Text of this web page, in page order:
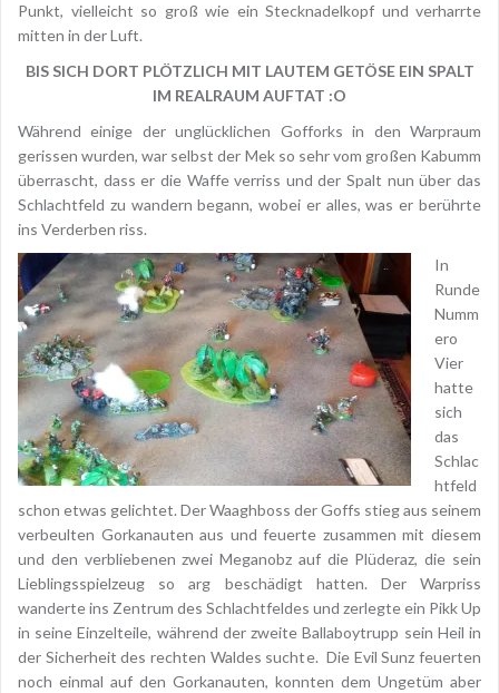
Punkt, vielleicht so groß wie ein Stecknadelkopf und verharrte
mitten in der Luft.
BIS SICH DORT PLÖTZLICH MIT LAUTEM GETÖSE EIN SPALT
IM REALRAUM AUFTAT :O
Während einige der unglücklichen Gofforks in den Warpraum
gerissen wurden, war selbst der Mek so sehr vom großen Kabumm
überrascht, dass er die Waffe verriss und der Spalt nun über das
Schlachtfeld zu wandern begann, wobei er alles, was er berührte
ins Verderben riss.
In
Runde
Numm
ero
Vier
hatte
sich
das
Schlac
htfeld
schon etwas gelichtet. Der Waaghboss der Goffs stieg aus seinem
verbeulten Gorkanauten aus und feuerte zusammen mit diesem
und den verbliebenen zwei Meganobz auf die Plüderaz, die sein
Lieblingsspielzeug so arg beschädigt hatten. Der Warpriss
wanderte ins Zentrum des Schlachtfeldes und zerlegte ein Pikk Up
in seine Einzelteile, während der zweite Ballaboytrupp sein Heil in
der Sicherheit des rechten Waldes suchte. Die Evil Sunz feuerten
noch einmal auf den Gorkanauten, konnten dem Ungetüm aber